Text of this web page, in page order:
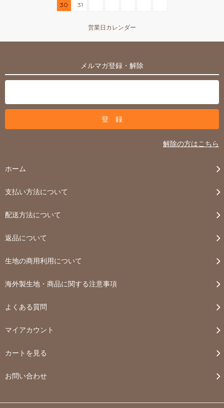
30
31
営業日カレンダー
メルマガ登録・解除
解除の方はこちら
ホーム
支払い方法について
配送方法について
返品について
生地の商用利用について
海外製生地・商品に関する注意事項
よくある質問
マイアカウント
カートを見る
お問い合わせ